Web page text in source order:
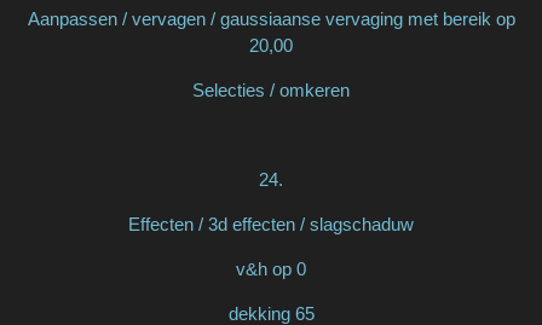
Aanpassen / vervagen / gaussiaanse vervaging met bereik op
20,00
Selecties / omkeren
24.
Effecten / 3d effecten / slagschaduw
v&h op 0
dekking 65